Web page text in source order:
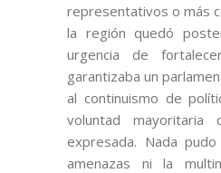
representativos o más
la región quedó
urgencia de
garantizaba un
al continuismo de
voluntad mayoritaria
expresada. Nada
amenazas ni la